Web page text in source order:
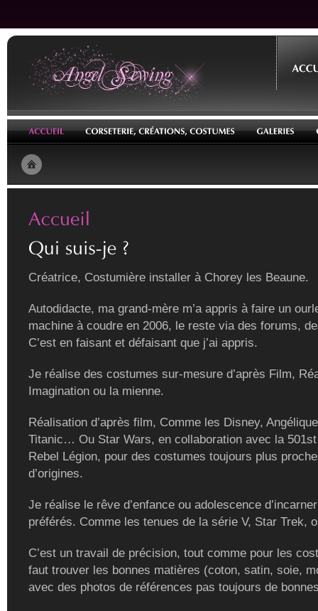
Créatrice, Costumière installer à Chorey les Beaune.
Autodidacte, ma grand-mère m’a appris à faire un
machine à coudre en 2006, le reste via des forums,
C’est en faisant et défaisant que j’ai appris.
Je réalise des costumes sur-mesure d’après Film,
Imagination ou la mienne.
Réalisation d’après film, Comme les Disney,
Titanic… Ou Star Wars, en collaboration avec la
Rebel Légion, pour des costumes toujours plus
d’origines.
Je réalise le rêve d’enfance ou adolescence
préférés. Comme les tenues de la série V, Star Trek,
C’est un travail de précision, tout comme pour les
faut trouver les bonnes matières (coton, satin, soie,
avec des photos de références pas toujours de